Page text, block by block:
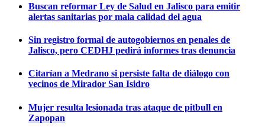
Buscan reformar Ley de Salud en Jalisco para emitir
alertas sanitarias por mala calidad del agua
Sin registro formal de autogobiernos en penales de
Jalisco, pero CEDHJ pedirá informes tras denuncia
Citarían a Medrano si persiste falta de diálogo con
vecinos de Mirador San Isidro
Mujer resulta lesionada tras ataque de pitbull en
Zapopan